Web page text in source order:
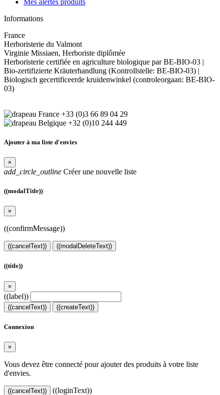
Informations
France
Herboristerie du Valmont
Virginie Missiaen, Herboriste diplômée
Herboristerie certifiée en agriculture biologique par BE-BIO-03 |
Bio-zertifizierte Kräuterhandlung (Kontrollstelle: BE-BIO-03) |
Biologisch gecertificeerde kruidenwinkel (controleorgaan: BE-BIO-
03)
+33 (0)3 66 89 04 29
+32 (0)10 244 449
Ajouter à ma liste d'envies
×
add_circle_outline Créer une nouvelle liste
((modalTitle))
×
((confirmMessage))
((cancelText)) ((modalDeleteText))
((title))
×
((label))
((cancelText)) ((createText))
Connexion
×
Vous devez être connecté pour ajouter des produits à votre liste
d'envies.
((cancelText)) ((loginText))